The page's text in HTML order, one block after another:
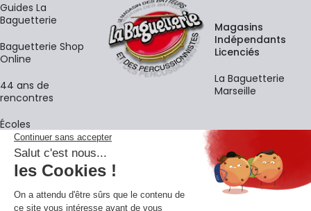
Guides La
Baguetterie
Baguetterie Shop
Online
44 ans de
rencontres
Écoles
Magasins
Indépendants
Licenciés
La Baguetterie
Marseille
La newsletter
Adresse e-mail
En vous inscrivant à notre newsletter, vous acceptez notre
confidentialité.